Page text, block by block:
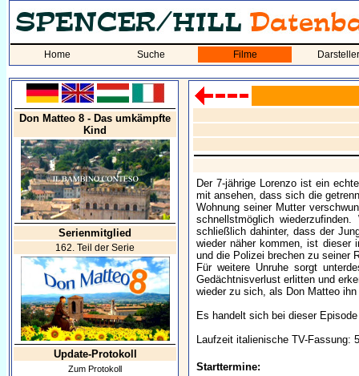
Home Suche Filme Darsteller
Don Matteo 8 - Das umkämpfte
Kind
Serienmitglied
162. Teil der Serie
Update-Protokoll
Zum Protokoll
Der 7-jährige Lorenzo ist ein
mit ansehen, dass sich die
Wohnung seiner Mutter
schnellstmöglich
schließlich dahinter, dass der
wieder näher kommen, ist dieser
und die Polizei brechen zu seiner
Für weitere Unruhe sorgt
Gedächtnisverlust erlitten und
wieder zu sich, als Don Matteo
Es handelt sich bei dieser
Laufzeit italienische TV-Fassung:
Starttermine: